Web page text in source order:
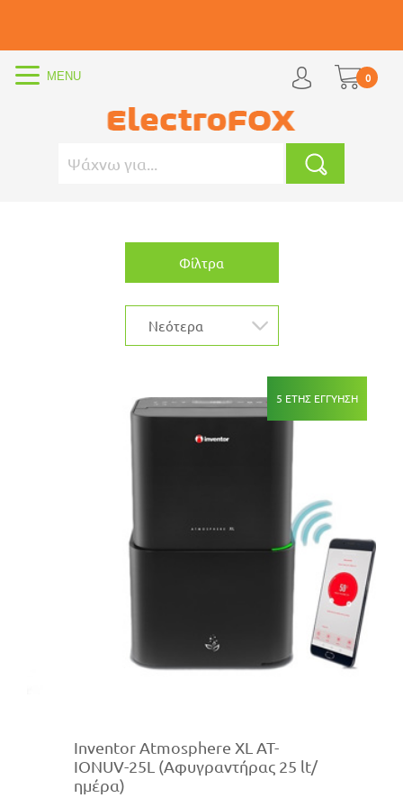
0
Φίλτρα
5 ΕΤΗΣ ΕΓΓΥΗΣΗ
Inventor Atmosphere XL AT-
IONUV-25L (Αφυγραντήρας 25 lt/
ημέρα)